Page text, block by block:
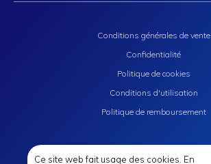
Conditions générales de vente
Confidentialité
Politique de cookies
Conditions d'utilisation
Politique de remboursement
Ce site web fait usage des cookies. En